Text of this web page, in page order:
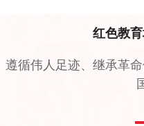
红色教
遵循伟人足迹、继承革